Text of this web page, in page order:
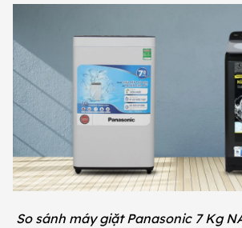
So sánh máy giặt Panasonic 7 Kg